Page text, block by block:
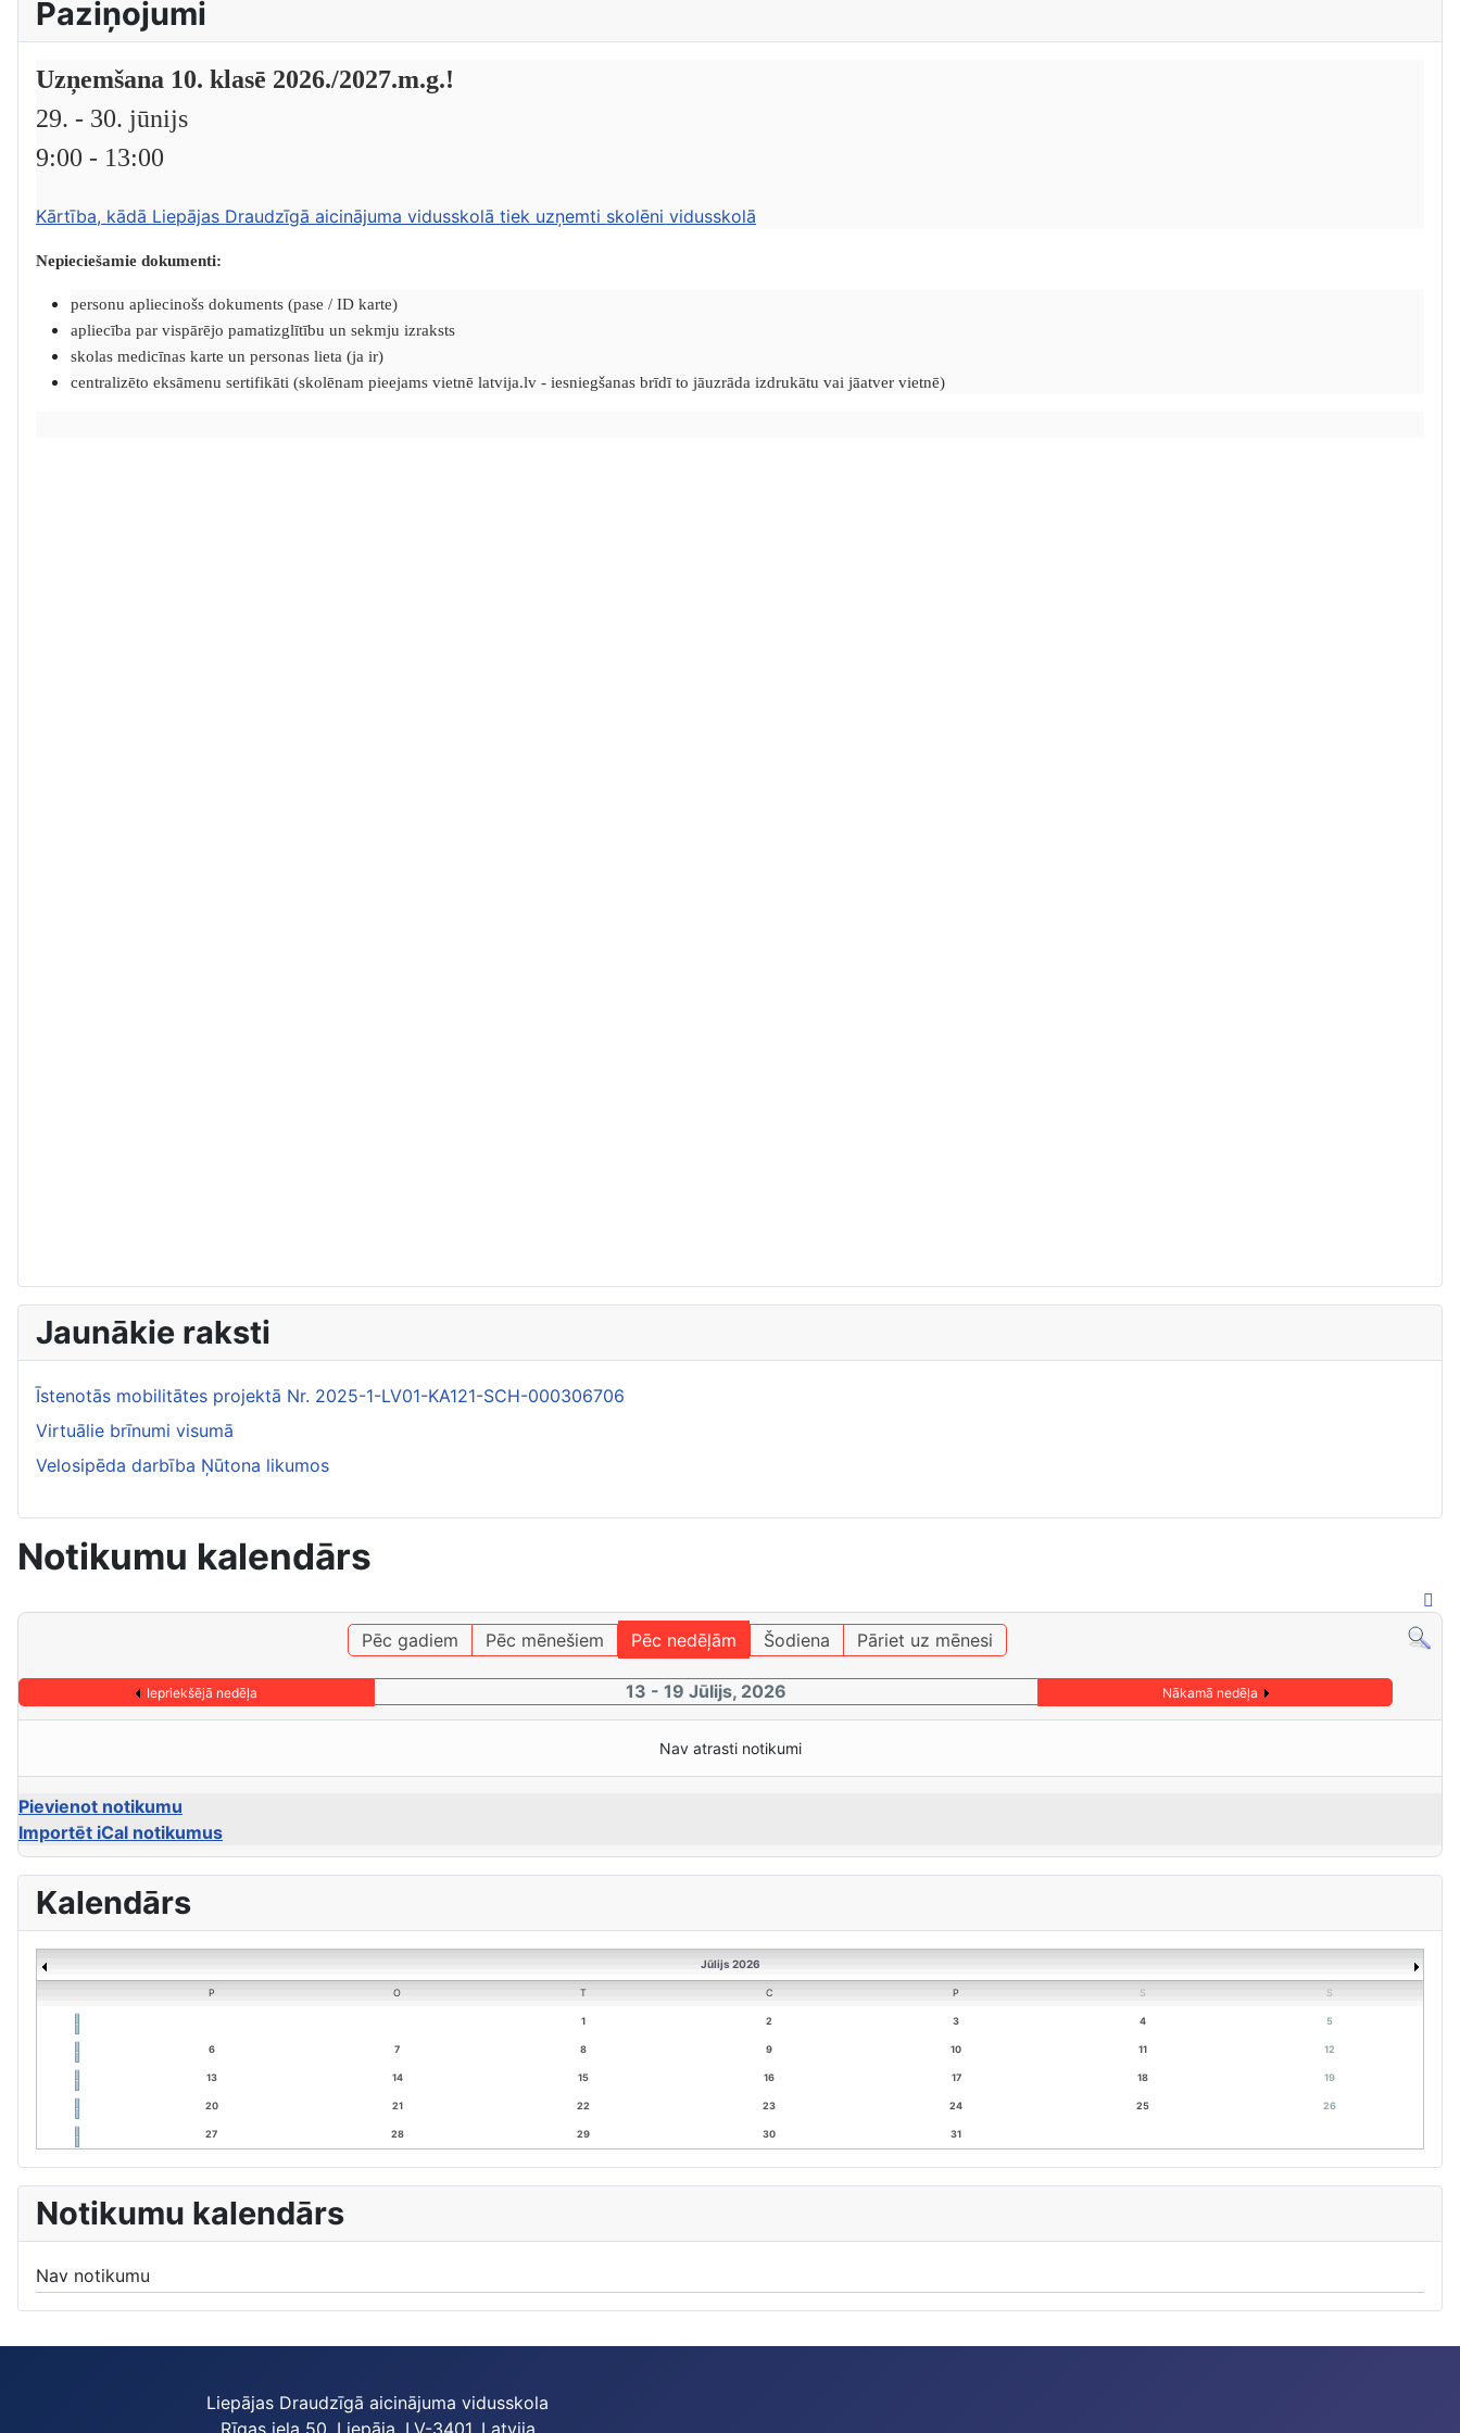
Paziņojumi
Uzņemšana 10. klasē 2026./2027.m.g.!
29. - 30. jūnijs
9:00 - 13:00
Kārtība, kādā Liepājas Draudzīgā aicinājuma vidusskolā tiek uzņemti skolēni vidusskolā
Nepieciešamie dokumenti:
personu apliecinošs dokuments (pase / ID karte)
apliecība par vispārējo pamatizglītību un sekmju izraksts
skolas medicīnas karte un personas lieta (ja ir)
centralizēto eksāmenu sertifikāti (skolēnam pieejams vietnē latvija.lv - iesniegšanas brīdī to jāuzrāda izdrukātu vai jāatver vietnē)
Jaunākie raksti
Īstenotās mobilitātes projektā Nr. 2025-1-LV01-KA121-SCH-000306706
Virtuālie brīnumi visumā
Velosipēda darbība Ņūtona likumos
Notikumu kalendārs
Pēc gadiem Pēc mēnešiem Pēc nedēļām Šodiena Pāriet uz mēnesi
Iepriekšējā nedēļa 13 - 19 Jūlijs, 2026 Nākamā nedēļa
Nav atrasti notikumi
Pievienot notikumu
Importēt iCal notikumus
Kalendārs
Jūlijs 2026
P O T C P S S
1 2 3 4 5
6 7 8 9 10 11 12
13 14 15 16 17 18 19
20 21 22 23 24 25 26
27 28 29 30 31
Notikumu kalendārs
Nav notikumu
Liepājas Draudzīgā aicinājuma vidusskola